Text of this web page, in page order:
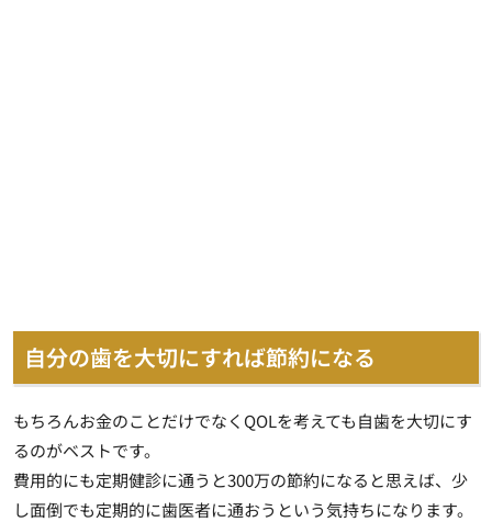
自分の歯を大切にすれば節約になる
もちろんお金のことだけでなくQOLを考えても自歯を大切にす
るのがベストです。
費用的にも定期健診に通うと300万の節約になると思えば、少
し面倒でも定期的に歯医者に通おうという気持ちになります。